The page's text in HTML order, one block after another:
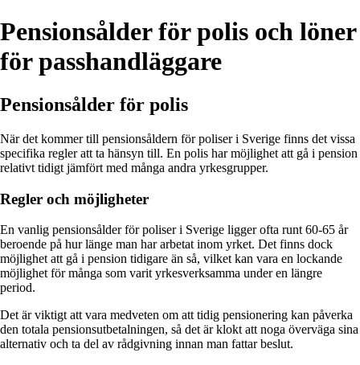
Pensionsålder för polis och löner
för passhandläggare
Pensionsålder för polis
När det kommer till pensionsåldern för poliser i Sverige finns det vissa
specifika regler att ta hänsyn till. En polis har möjlighet att gå i pension
relativt tidigt jämfört med många andra yrkesgrupper.
Regler och möjligheter
En vanlig pensionsålder för poliser i Sverige ligger ofta runt 60-65 år
beroende på hur länge man har arbetat inom yrket. Det finns dock
möjlighet att gå i pension tidigare än så, vilket kan vara en lockande
möjlighet för många som varit yrkesverksamma under en längre
period.
Det är viktigt att vara medveten om att tidig pensionering kan påverka
den totala pensionsutbetalningen, så det är klokt att noga överväga sina
alternativ och ta del av rådgivning innan man fattar beslut.